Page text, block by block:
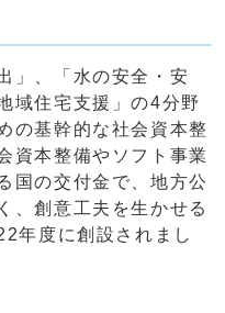
」、「水の安全・安
域住宅支援」の4分野
の基幹的な社会資本整
資本整備やソフト事業
国の交付金で、地方公
、創意工夫を生かせる
年度に創設されまし